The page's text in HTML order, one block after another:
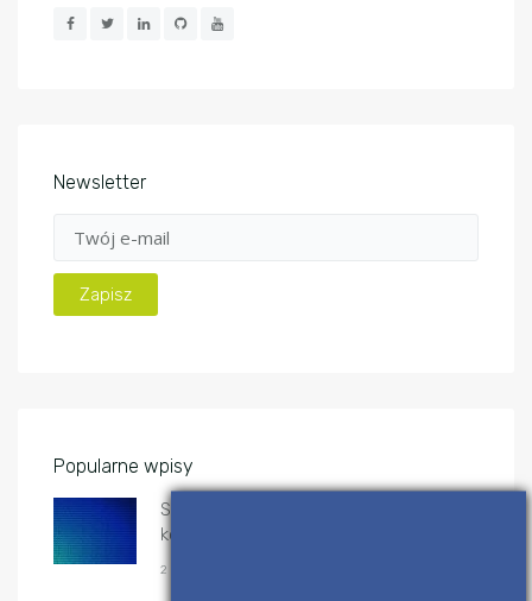
Newsletter
Popularne wpisy
System binarny (dwójkowy) –
konwersje
2 KWIETNIA, 2017